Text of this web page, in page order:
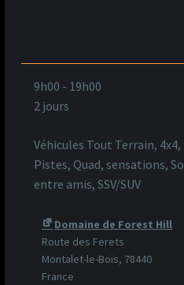
9h00 - 19h00
2 jours
Véhicules Tout Terrain,
Pistes, Quad, sensations,
entre amis, SSV/SUV
Domaine de Forest Hill
Route des Ferets
Montalet-le-Bois, 78440
France